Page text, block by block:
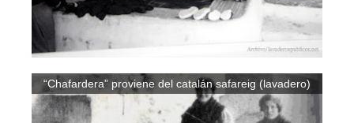
“Chafardera” proviene del catalán safareig (lavadero)